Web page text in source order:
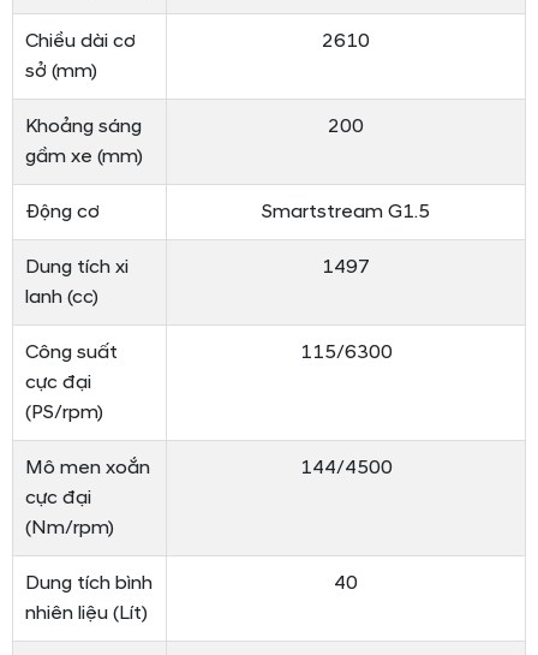
Chiều dài cơ
sở (mm)
2610
Khoảng sáng
gầm xe (mm)
200
Động cơ Smartstream G1.5
Dung tích xi
lanh (cc)
1497
Công suất
cực đại
(PS/rpm)
115/6300
Mô men xoắn
cực đại
(Nm/rpm)
144/4500
Dung tích bình
nhiên liệu (Lít)
40